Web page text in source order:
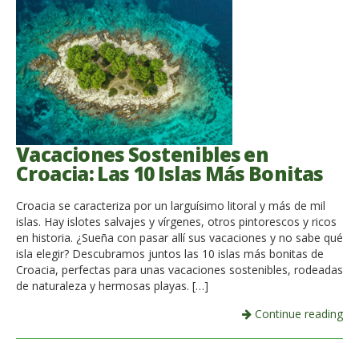
Vacaciones Sostenibles en
Croacia: Las 10 Islas Más Bonitas
Croacia se caracteriza por un larguísimo litoral y más de mil
islas. Hay islotes salvajes y vírgenes, otros pintorescos y ricos
en historia. ¿Sueña con pasar allí sus vacaciones y no sabe qué
isla elegir? Descubramos juntos las 10 islas más bonitas de
Croacia, perfectas para unas vacaciones sostenibles, rodeadas
de naturaleza y hermosas playas. […]
Continue reading